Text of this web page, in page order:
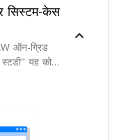
सिस्टम-केस
ऑन-ग्रिड
यह कोर्स